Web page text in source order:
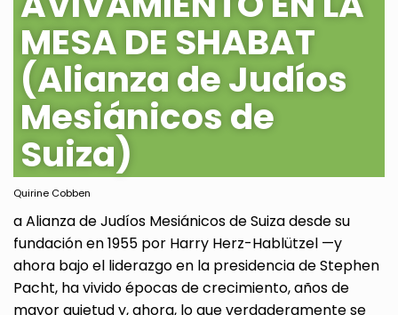
MESA DE SHABAT
(Alianza de Judíos
Mesiánicos de
Suiza)
Quirine Cobben
a Alianza de Judíos Mesiánicos de Suiza desde su
fundación en 1955 por Harry Herz-Hablützel —y
ahora bajo el liderazgo en la presidencia de Stephen
Pacht, ha vivido épocas de crecimiento, años de
mayor quietud y, ahora, lo que verdaderamente se